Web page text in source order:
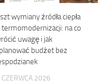
wymiany źródła ciepła
termomodernizacji: na co
uwagę i jak
budżet bez
CZERWCA 2026